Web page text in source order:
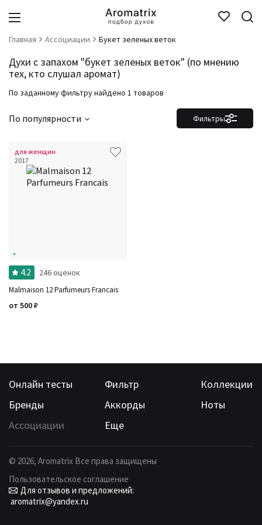
Главная Ассоциации Букет зеленых веток
Духи с запахом "букет зеленых веток" (по мнению
тех, кто слушал аромат)
По заданному фильтру найдено 1 товаров
Фильтры
По популярности
для женщин
2017
4.2 246 оценок
Malmaison 12 Parfumeurs Francais
от 500₽
Онлайн тесты Фильтр
Коллекции
Бренды
Аккорды
Ноты
Ассоциации
Еще
© 2026, Aromatrix Все права защищены
Пользовательское соглашение
Для отзывов и предложений:
aromatrix@yandex.ru